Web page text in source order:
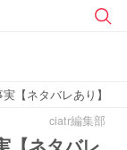
【ネタバレあり】
ciatr編集部